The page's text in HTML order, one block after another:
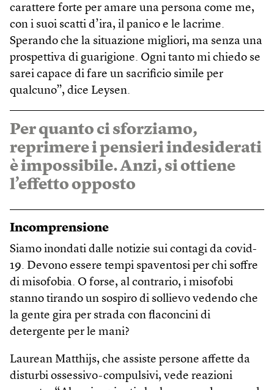
carattere forte per amare una persona come me,
con i suoi scatti d’ira, il panico e le lacrime.
Sperando che la situazione migliori, ma senza una
prospettiva di guarigione. Ogni tanto mi chiedo se
sarei capace di fare un sacrificio simile per
qualcuno”, dice Leysen.
Per quanto ci sforziamo,
reprimere i pensieri indesiderati
è impossibile. Anzi, si ottiene
l’effetto opposto
Incomprensione
Siamo inondati dalle notizie sui contagi da covid-
19. Devono essere tempi spaventosi per chi soffre
di misofobia. O forse, al contrario, i misofobi
stanno tirando un sospiro di sollievo vedendo che
la gente gira per strada con flaconcini di
detergente per le mani?
Laurean Matthijs, che assiste persone affette da
disturbi ossessivo-compulsivi, vede reazioni